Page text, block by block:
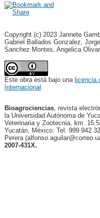
Copyright (c) 2023 Jannete
Gabriel Ballados Gonzalez,
Sanchez Montes, Angelica
Este obra está bajo una licencia
Internacional .
Bioagrociencias, revista
la Universidad Autónoma de
Veterinaria y Zootecnia, km.
Yucatán, México. Tel. 999 942
Perera
2007-431X.